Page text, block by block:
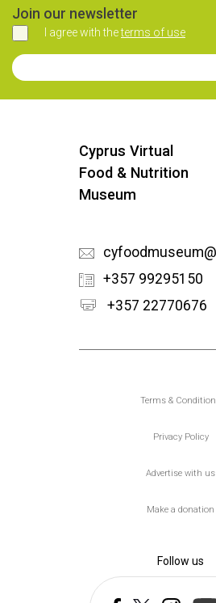
Join our newsletter
Agree
I agree with theterms of use
Join our Newsletter
Cyprus Virtual
Food & Nutrition
Museum
+357 99295150
+357 22770676
Terms &
Privacy Policy
Advertise with us
Make a donation
Follow us